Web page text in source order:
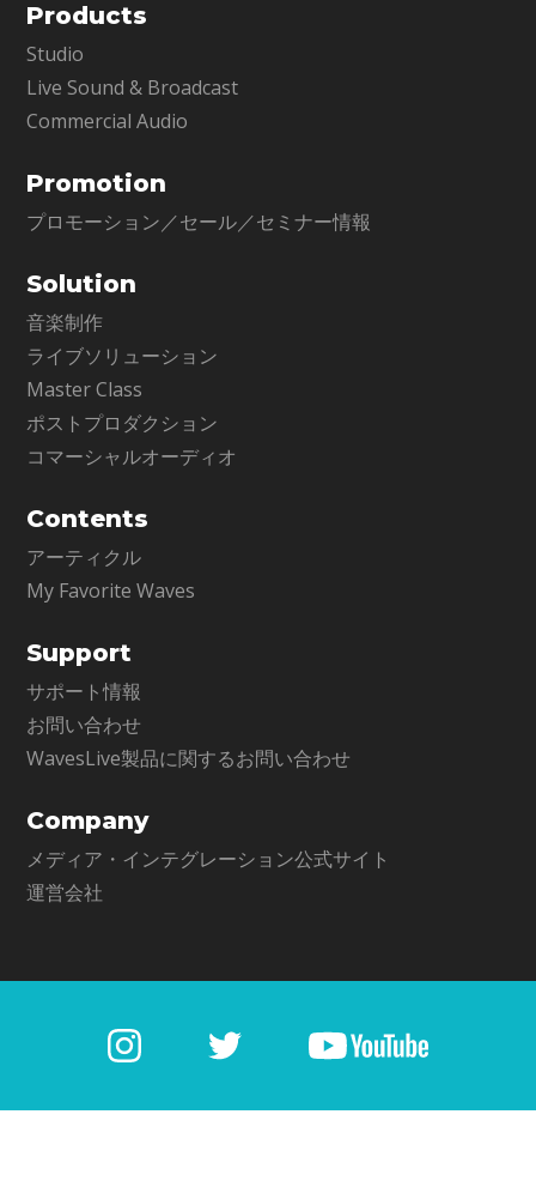
Products
Studio
Live Sound & Broadcast
Commercial Audio
Promotion
プロモーション／セール／セミナー情報
Solution
音楽制作
ライブソリューション
Master Class
ポストプロダクション
コマーシャルオーディオ
Contents
アーティクル
My Favorite Waves
Support
サポート情報
お問い合わせ
WavesLive製品に関するお問い合わせ
Company
メディア・インテグレーション公式サイト
運営会社